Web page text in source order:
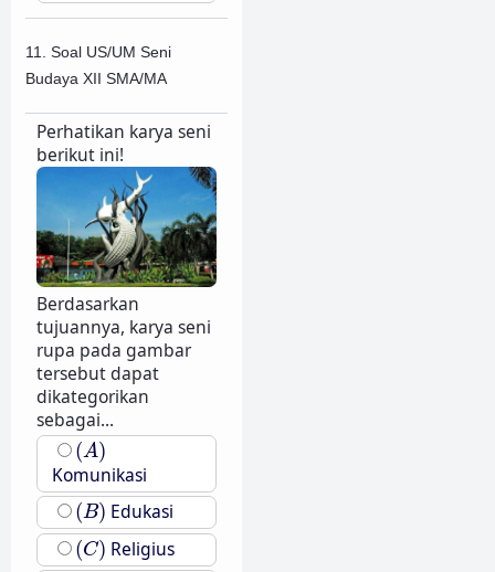
11. Soal US/UM Seni
Budaya XII SMA/MA
Perhatikan karya seni
berikut ini!
Berdasarkan
tujuannya, karya seni
rupa pada gambar
tersebut dapat
dikategorikan
sebagai...
(A)
(A)
Komunikasi
(B)
(B) Edukasi
(C)
(C) Religius